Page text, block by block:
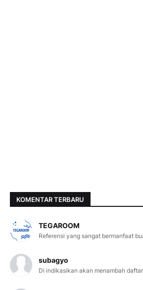
KOMENTAR TERBARU
TEGAROOM
Referensi yang sangat bermanfaat
subagyo
Di indikasikan akan menambah